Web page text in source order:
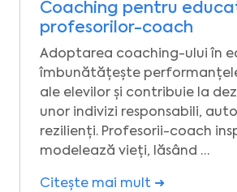
Coaching pentru
profesorilor-coach
Adoptarea coaching-ului în
îmbunătățește
ale elevilor și contribuie la
unor indivizi responsabili,
rezilienți. Profesorii-coach
modelează vieți, lăsând …
Citește mai mult ➜